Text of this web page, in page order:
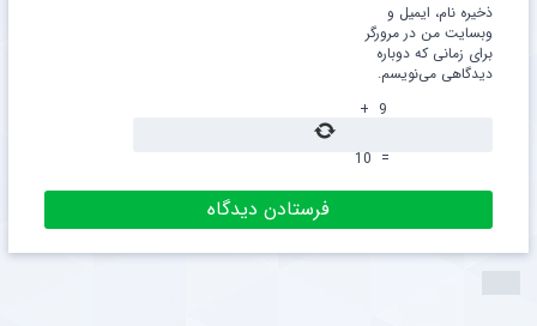
ذخیره نام، ایمیل و
وبسایت من در مرورگر
برای زمانی که دوباره
دیدگاهی می‌نویسم.
9
+
=
10